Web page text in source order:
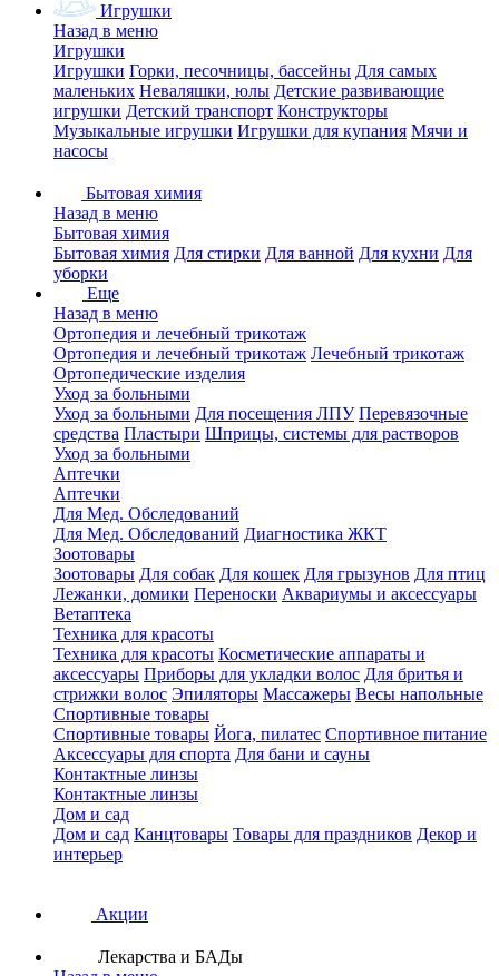
Игрушки
Назад в меню
Игрушки
Игрушки Горки, песочницы, бассейны Для самых
маленьких Неваляшки, юлы Детские развивающие
игрушки Детский транспорт Конструкторы
Музыкальные игрушки Игрушки для купания Мячи и
насосы
Бытовая химия
Назад в меню
Бытовая химия
Бытовая химия Для стирки Для ванной Для кухни Для
уборки
Еще
Назад в меню
Ортопедия и лечебный трикотаж
Ортопедия и лечебный трикотаж Лечебный трикотаж
Ортопедические изделия
Уход за больными
Уход за больными Для посещения ЛПУ Перевязочные
средства Пластыри Шприцы, системы для растворов
Уход за больными
Аптечки
Аптечки
Для Мед. Обследований
Для Мед. Обследований Диагностика ЖКТ
Зоотовары
Зоотовары Для собак Для кошек Для грызунов Для птиц
Лежанки, домики Переноски Аквариумы и аксессуары
Ветаптека
Техника для красоты
Техника для красоты Косметические аппараты и
аксессуары Приборы для укладки волос Для бритья и
стрижки волос Эпиляторы Массажеры Весы напольные
Спортивные товары
Спортивные товары Йога, пилатес Спортивное питание
Аксессуары для спорта Для бани и сауны
Контактные линзы
Контактные линзы
Дом и сад
Дом и сад Канцтовары Товары для праздников Декор и
интерьер
Акции
Лекарства и БАДы